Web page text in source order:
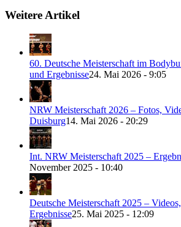
Weitere Artikel
60. Deutsche Meisterschaft im
und Ergebnisse24. Mai 2026 - 9:05
NRW Meisterschaft 2026 – Fotos,
Duisburg14. Mai 2026 - 20:29
Int. NRW Meisterschaft 2025 –
November 2025 - 10:40
Deutsche Meisterschaft 2025 –
Ergebnisse25. Mai 2025 - 12:09